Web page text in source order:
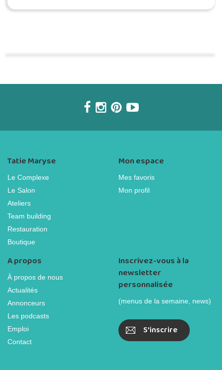
Tatie Maryse
Le Complexe
Le Salon
Ateliers
Team building
Restauration
Boutique
Mon espace
Mes favoris
Mon profil
A propos
À propos de nous
Actualités
Annonceurs
Les podcasts
Emploi
Contact
Inscrivez-vous à la
newsletter
personnalisée
(menus de la semaine, news)
S'inscrire